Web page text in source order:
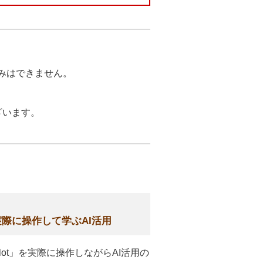
できません。
ます。
に操作して学ぶAI活用
」を実際に操作しながらAI活用の